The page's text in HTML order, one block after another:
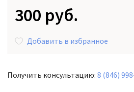
300 руб.
Добавить в избранное
Получить консультацию: 8 (846)